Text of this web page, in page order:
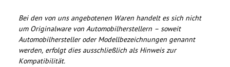
Bei den von uns angebotenen Waren handelt es sich nicht
um Originalware von Automobilherstellern – soweit
Automobilhersteller oder Modellbezeichnungen genannt
werden, erfolgt dies ausschließlich als Hinweis zur
Kompatibilität.